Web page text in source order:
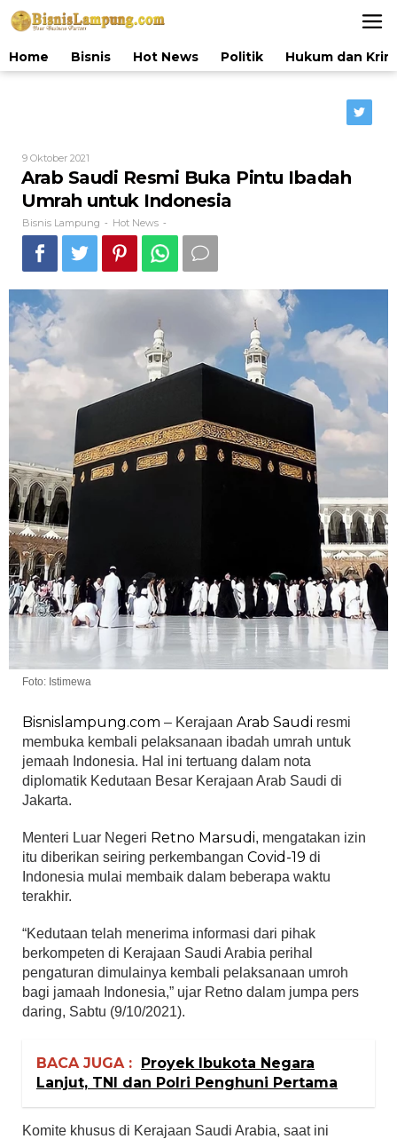
Lewati
ke
Home
Bisnis Hot News Politik Hukum dan
9 Oktober 2021
Bisnis
Lampung
Arab Saudi Resmi Buka Pintu Ibadah
Umrah untuk Indonesia
Bisnis Lampung - Hot News -
Foto: Istimewa
Bisnislampung.com – Kerajaan Arab Saudi resmi
membuka kembali pelaksanaan ibadah umrah untuk
jemaah Indonesia. Hal ini tertuang dalam nota
diplomatik Kedutaan Besar Kerajaan Arab Saudi di
Jakarta.
Menteri Luar Negeri Retno Marsudi, mengatakan izin
itu diberikan seiring perkembangan Covid-19 di
Indonesia mulai membaik dalam beberapa waktu
terakhir.
“Kedutaan telah menerima informasi dari pihak
berkompeten di Kerajaan Saudi Arabia perihal
pengaturan dimulainya kembali pelaksanaan umroh
bagi jamaah Indonesia,” ujar Retno dalam jumpa pers
daring, Sabtu (9/10/2021).
BACA JUGA : Proyek Ibukota Negara
Lanjut, TNI dan Polri Penghuni Pertama
Komite khusus di Kerajaan Saudi Arabia, saat ini